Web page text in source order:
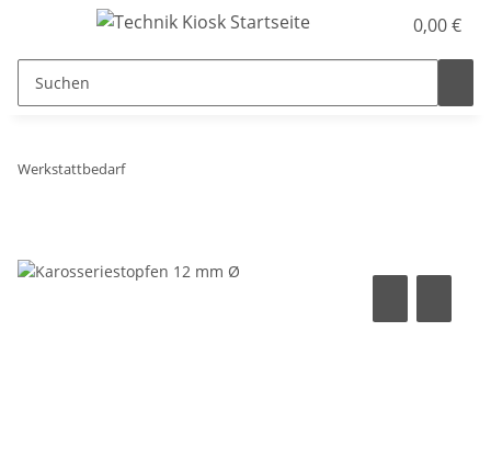
0,00 €
Werkstattbedarf